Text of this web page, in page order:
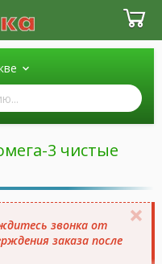
3 чистые
звонка от
заказа после